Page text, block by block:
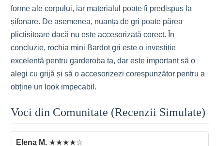
forme ale corpului, iar materialul poate fi predispus la
șifonare. De asemenea, nuanța de gri poate părea
plictisitoare dacă nu este accesorizată corect. În
concluzie, rochia mini Bardot gri este o investiție
excelentă pentru garderoba ta, dar este important să o
alegi cu grijă și să o accesorizezi corespunzător pentru a
obține un look impecabil.
Voci din Comunitate (Recenzii Simulate)
Elena M. ★★★★☆